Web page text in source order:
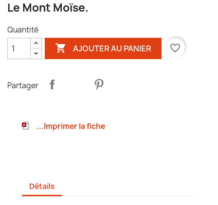
Le Mont Moïse.
Quantité
 AJOUTER AU PANIER favorite_border
Partager
...Imprimer la fiche
Détails